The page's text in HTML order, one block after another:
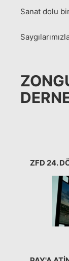
Sanat dolu
ZFD 24.